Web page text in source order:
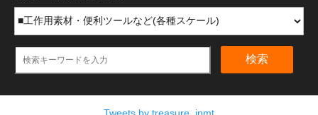
検索
Tweets by treasure_inmt